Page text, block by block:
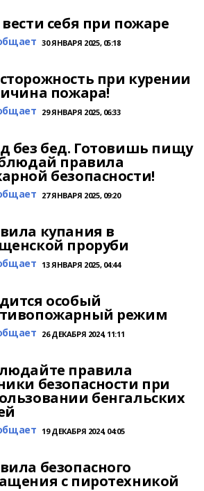
себя при пожаре
30 ЯНВАРЯ 2025, 05:18
при курении
пожара!
29 ЯНВАРЯ 2025, 06:33
без бед. Готовишь пищу
правила
безопасности!
27 ЯНВАРЯ 2025, 09:20
купания в
проруби
13 ЯНВАРЯ 2025, 04:44
особый
режим
26 ДЕКАБРЯ 2024, 11:11
правила
безопасности при
бенгальских
19 ДЕКАБРЯ 2024, 04:05
безопасного
с пиротехникой